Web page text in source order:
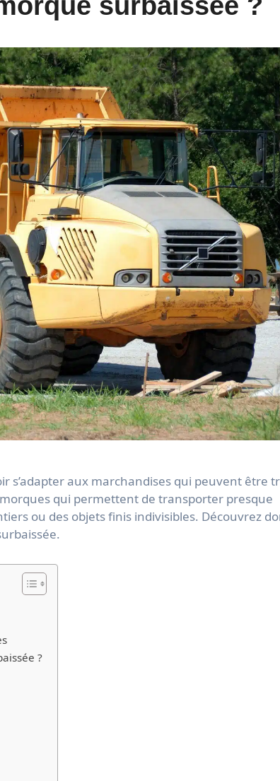
qui permettent de transporter presque
ou des objets finis indivisibles. Découvrez
?